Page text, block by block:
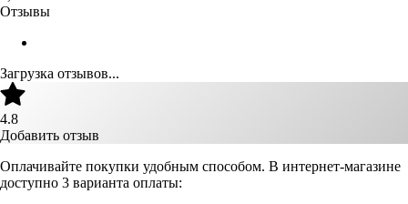
Отзывы
Загрузка отзывов...
4.8
Добавить отзыв
Оплачивайте покупки удобным способом. В интернет-магазине
доступно 3 варианта оплаты: